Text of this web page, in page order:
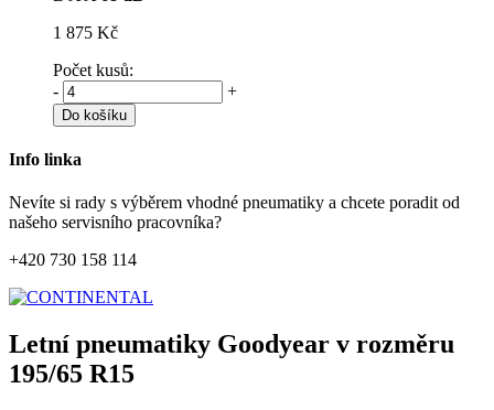
1 875 Kč
Počet kusů:
-
+
Do košíku
Info linka
Nevíte si rady s výběrem vhodné pneumatiky a chcete poradit od
našeho servisního pracovníka?
+420 730 158 114
Letní pneumatiky Goodyear v rozměru
195/65 R15